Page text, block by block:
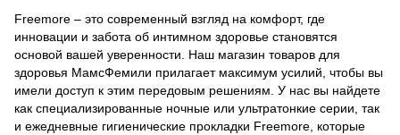
Freemore – это современный взгляд на комфорт, где
инновации и забота об интимном здоровье становятся
основой вашей уверенности. Наш магазин товаров для
здоровья МамсФемили прилагает максимум усилий, чтобы вы
имели доступ к этим передовым решениям. У нас вы найдете
как специализированные ночные или ультратонкие серии, так
и ежедневные гигиенические прокладки Freemore, которые